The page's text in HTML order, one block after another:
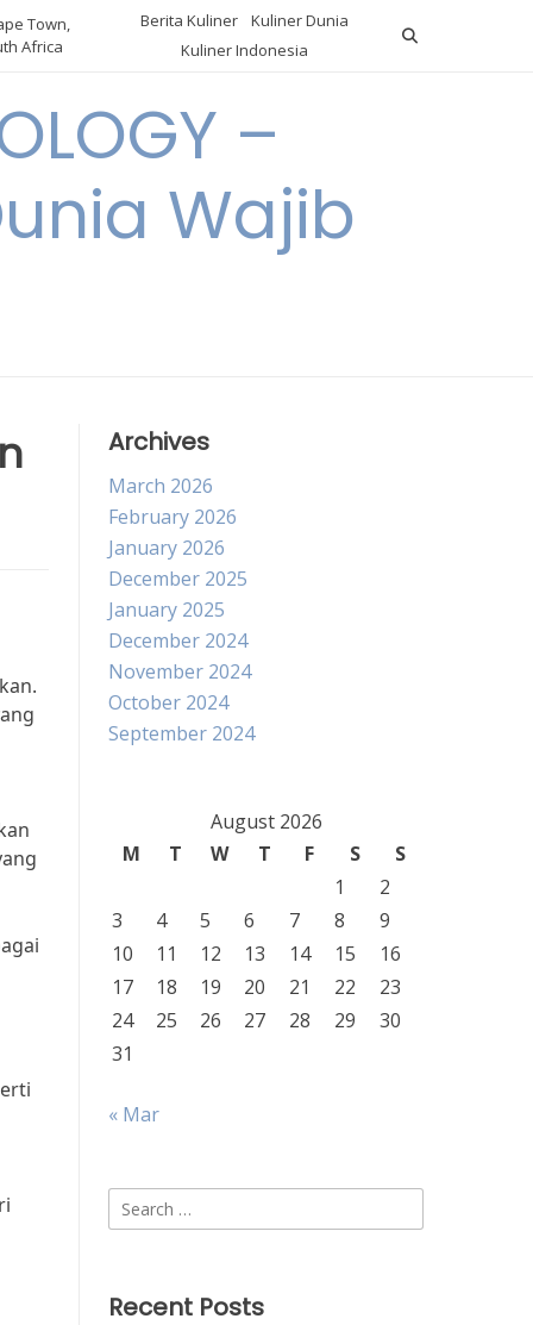
Town,
Africa
Berita Kuliner
Kuliner Dunia
Kuliner Indonesia
–
Wajib
Archives
March 2026
February 2026
January 2026
December 2025
January 2025
December 2024
November 2024
October 2024
September 2024
August 2026
M
T W T F S
S
1
2
3
4 5 6 7 8
9
10
11 12 13 14 15
16
17
18 19 20 21 22
23
24
25 26 27 28 29
30
31
« Mar
Search
for:
Recent Posts